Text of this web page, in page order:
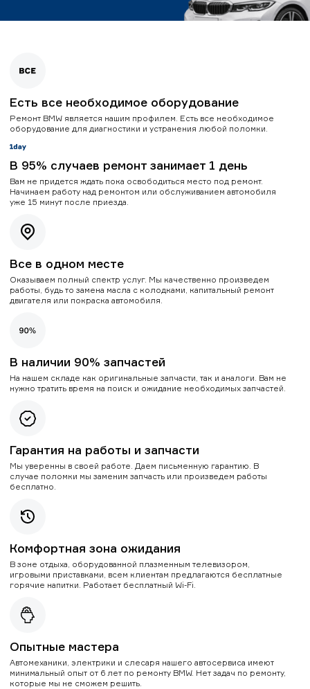
Есть все необходимое оборудование
Ремонт BMW является нашим профилем. Есть все необходимое
оборудование для диагностики и устранения любой поломки.
В 95% случаев ремонт занимает 1 день
Вам не придется ждать пока освободиться место под ремонт.
Начинаем работу над ремонтом или обслуживанием автомобиля
уже 15 минут после приезда.
Все в одном месте
Оказываем полный спектр услуг. Мы качественно произведем
работы, будь то замена масла с колодками, капитальный ремонт
двигателя или покраска автомобиля.
В наличии 90% запчастей
На нашем складе как оригинальные запчасти, так и аналоги. Вам не
нужно тратить время на поиск и ожидание необходимых запчастей.
Гарантия на работы и запчасти
Мы уверенны в своей работе. Даем письменную гарантию. В
случае поломки мы заменим запчасть или произведем работы
бесплатно.
Комфортная зона ожидания
В зоне отдыха, оборудованной плазменным телевизором,
игровыми приставками, всем клиентам предлагаются бесплатные
горячие напитки. Работает бесплатный Wi-Fi.
Опытные мастера
Автомеханики, электрики и слесаря нашего автосервиса имеют
минимальный опыт от 6 лет по ремонту BMW. Нет задач по ремонту,
которые мы не сможем решить.